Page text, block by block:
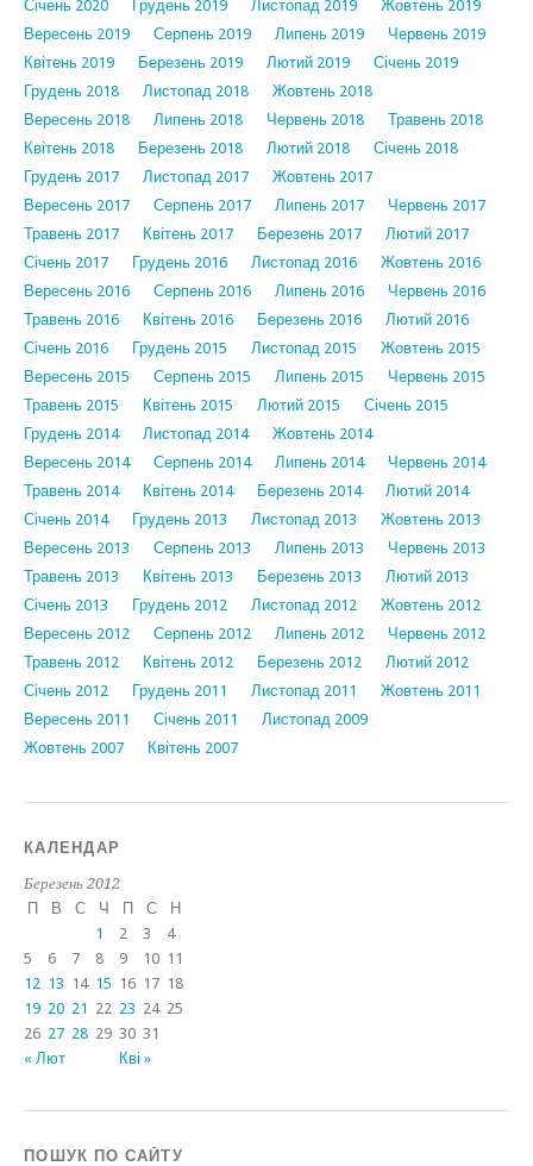
Січень 2020 Грудень 2019 Листопад 2019
Жовтень 2019
Вересень 2019
Серпень 2019 Липень 2019
Червень 2019
Квітень 2019
Березень 2019 Лютий 2019
Січень 2019
Грудень 2018
Листопад 2018
Жовтень 2018
Вересень 2018
Липень 2018 Червень 2018
Травень 2018
Квітень 2018
Березень 2018 Лютий 2018
Січень 2018
Грудень 2017
Листопад 2017
Жовтень 2017
Вересень 2017
Серпень 2017 Липень 2017
Червень 2017
Травень 2017
Квітень 2017 Березень 2017
Лютий 2017
Січень 2017
Грудень 2016 Листопад 2016
Жовтень 2016
Вересень 2016
Серпень 2016 Липень 2016
Червень 2016
Травень 2016
Квітень 2016 Березень 2016
Лютий 2016
Січень 2016
Грудень 2015 Листопад 2015
Жовтень 2015
Вересень 2015
Серпень 2015 Липень 2015
Червень 2015
Травень 2015
Квітень 2015 Лютий 2015
Січень 2015
Грудень 2014
Листопад 2014
Жовтень 2014
Вересень 2014
Серпень 2014 Липень 2014
Червень 2014
Травень 2014
Квітень 2014 Березень 2014
Лютий 2014
Січень 2014
Грудень 2013 Листопад 2013
Жовтень 2013
Вересень 2013
Серпень 2013 Липень 2013
Червень 2013
Травень 2013
Квітень 2013 Березень 2013
Лютий 2013
Січень 2013
Грудень 2012 Листопад 2012
Жовтень 2012
Вересень 2012
Серпень 2012 Липень 2012
Червень 2012
Травень 2012
Квітень 2012 Березень 2012
Лютий 2012
Січень 2012
Грудень 2011 Листопад 2011
Жовтень 2011
Вересень 2011
Січень 2011
Листопад 2009
Жовтень 2007
Квітень 2007
КАЛЕНДАР
Березень 2012
П
В С Ч П С Н
« Лют Кві »
1 2 3
4
5
6 7 8 9 10 11
12 13 14 15 16 17 18
19 20 21 22 23 24 25
26 27 28 29 30 31
ПОШУК ПО САЙТУ